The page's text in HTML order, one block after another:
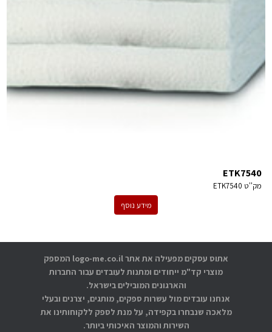
ETK7540
מק''ט ETK7540
מידע נוסף
אתוס עסקים מפעילה את אתר logo-me.co.il המספק
מוצרי קד"מ ייחודים ומתנות לעובדים עבור החברות
והארגונים המובילים בישראל.
אנחנו עובדים מול עשרות ספקים, מותגים, יצרנים ובעלי
מלאכה שנבחרו בקפידה, על מנת לספק ללקוחותינו את
השירות והמוצר האיכותי ביותר.